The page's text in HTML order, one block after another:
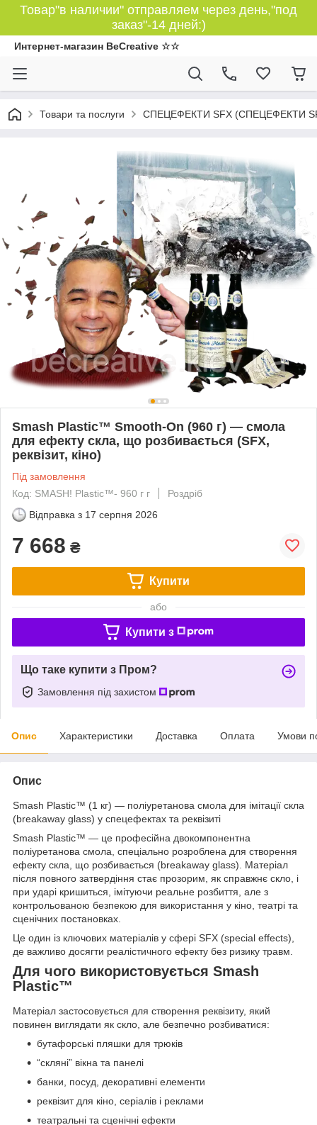
Товар"в наличии" отправляем через день,"под
заказ"-14 дней:)
Интернет-магазин BeCreative ☆☆
Товари та послуги СПЕЦЕФЕКТИ SFX (СПЕЦЕФЕКТИ
Smash Plastic™ Smooth-On (960 г) — смола
для ефекту скла, що розбивається (SFX,
реквізит, кіно)
Під замовлення
Код: SMASH! Plastic™- 960 г г
Роздріб
Відправка з 17 серпня 2026
7 668 ₴
Купити
або
Купити з
Що таке купити з Пром?
Замовлення під захистом
Опис Характеристики Доставка Оплата Умови
Опис
Smash Plastic™ (1 кг) — поліуретанова смола для імітації скла
(breakaway glass) у спецефектах та реквізиті
Smash Plastic™ — це професійна двокомпонентна
поліуретанова смола, спеціально розроблена для створення
ефекту скла, що розбивається (breakaway glass). Матеріал
після повного затвердіння стає прозорим, як справжнє скло, і
при ударі кришиться, імітуючи реальне розбиття, але з
контрольованою безпекою для використання у кіно, театрі та
сценічних постановках.
Це один із ключових матеріалів у сфері SFX (special effects),
де важливо досягти реалістичного ефекту без ризику травм.
Для чого використовується Smash
Plastic™
Матеріал застосовується для створення реквізиту, який
повинен виглядати як скло, але безпечно розбиватися:
бутафорські пляшки для трюків
“скляні” вікна та панелі
банки, посуд, декоративні елементи
реквізит для кіно, серіалів і реклами
театральні та сценічні ефекти